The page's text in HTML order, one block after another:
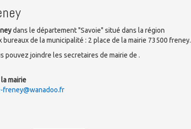
dans le département "Savoie" situé dans la région
de la municipalité : 2 place de la mairie 73500 freney.
pouvez joindre les secretaires de mairie de .
mairie
freney@wanadoo.fr